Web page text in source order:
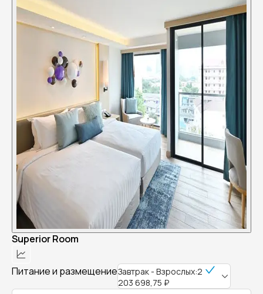
Superior Room
Питание и размещениеЗавтрак - Взрослых:2
203 698,75 ₽